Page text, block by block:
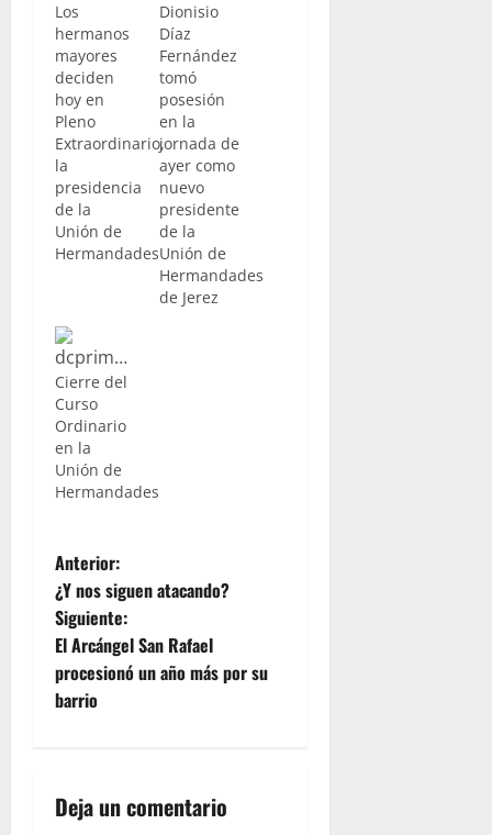
Los
hermanos
mayores
deciden
hoy en
Pleno
Extraordinario,
la
presidencia
de la
Unión de
Hermandades
Dionisio
Díaz
Fernández
tomó
posesión
en la
jornada de
ayer como
nuevo
presidente
de la
Unión de
Hermandades
de Jerez
Cierre del
Curso
Ordinario
en la
Unión de
Hermandades
N
a
v
e
a
Anterior:
¿Y nos siguen atacando?
Siguiente:
El Arcángel San Rafael
procesionó un año más por su
barrio
Deja un comentario